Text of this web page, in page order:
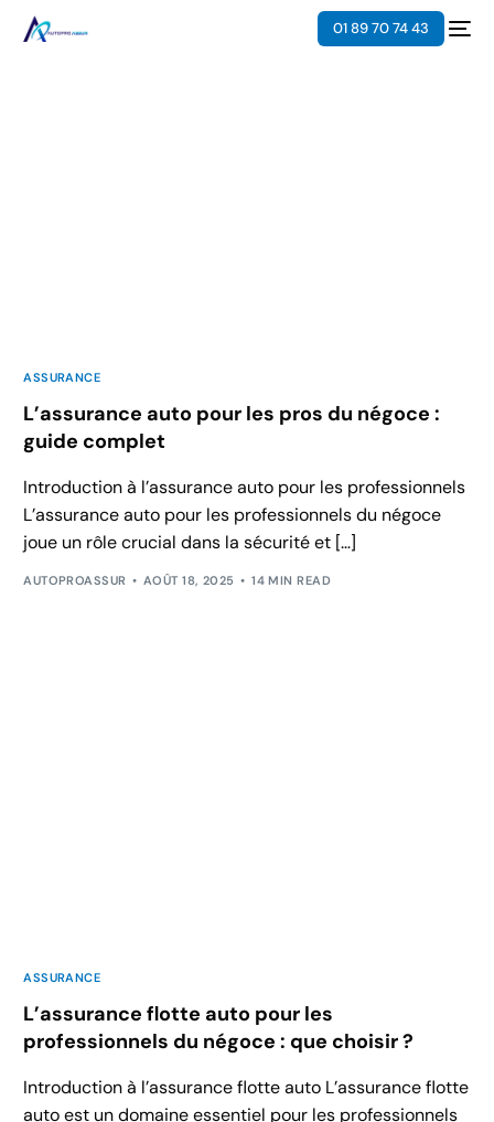
01 89 70 74 43
ASSURANCE
L’assurance auto pour les pros du négoce :
guide complet
Introduction à l’assurance auto pour les professionnels
L’assurance auto pour les professionnels du négoce
joue un rôle crucial dans la sécurité et […]
AUTOPROASSUR AOÛT 18, 2025 14 MIN READ
ASSURANCE
L’assurance flotte auto pour les
professionnels du négoce : que choisir ?
Introduction à l’assurance flotte auto L’assurance flotte
auto est un domaine essentiel pour les professionnels